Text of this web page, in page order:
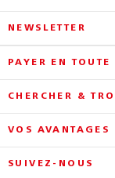
NEWSLETTER
PAYER EN TOUTE
CHERCHER &
VOS AVANTAGES
SUIVEZ-NOUS